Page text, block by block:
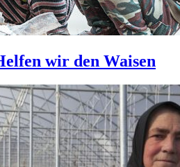
wir den Waisen